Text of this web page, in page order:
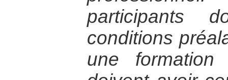
participants
conditions
une formation